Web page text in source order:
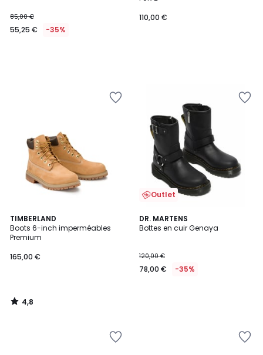
85,00 €
55,25 € -35%
110,00 €
TIMBERLAND
Boots 6-inch imperméables
Premium
165,00 €
4,8
/ 5
4,8
/
Outlet
DR. MARTENS
Bottes en cuir Genaya
120,00 €
78,00 € -35%